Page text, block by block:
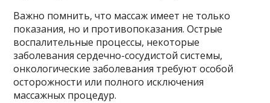
Важно помнить, что массаж имеет не только
показания, но и противопоказания. Острые
воспалительные процессы, некоторые
заболевания сердечно-сосудистой системы,
онкологические заболевания требуют особой
осторожности или полного исключения
массажных процедур.